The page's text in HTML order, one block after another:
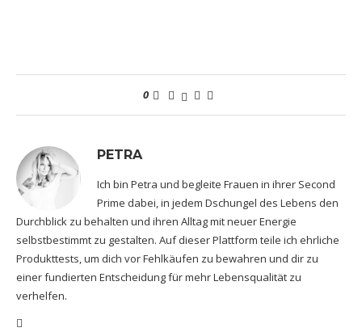
0
PETRA
Ich bin Petra und begleite Frauen in ihrer Second
Prime dabei, in jedem Dschungel des Lebens den
Durchblick zu behalten und ihren Alltag mit neuer Energie
selbstbestimmt zu gestalten. Auf dieser Plattform teile ich ehrliche
Produkttests, um dich vor Fehlkäufen zu bewahren und dir zu
einer fundierten Entscheidung für mehr Lebensqualität zu
verhelfen.